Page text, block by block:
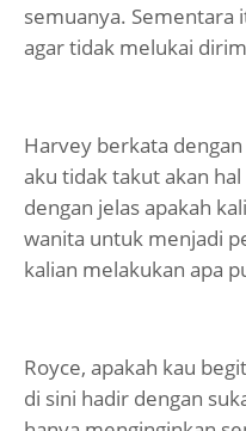
semuanya. Sementara
agar tidak melukai
Harvey berkata
aku tidak takut akan
dengan jelas apakah
wanita untuk menjadi
kalian melakukan apa
Royce, apakah kau
di sini hadir dengan